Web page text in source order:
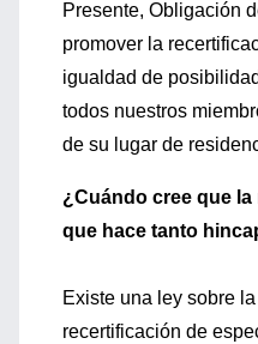
Presente, Obligación
promover la
igualdad de
todos nuestros
de su lugar de
¿Cuándo cree que
que hace tanto
Existe una ley sobre
recertificación de